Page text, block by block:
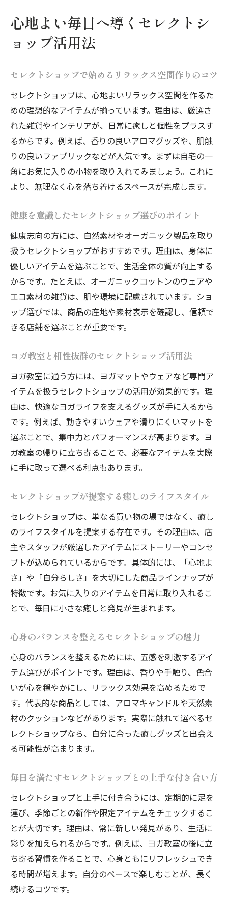
セレクトショップが提案する癒しのライフ
スタイル
心身のバランスを整えるセレクトショップ
毎日を満たすセレクトショップとの上手な
付き合い方
ヨガ教室選びで健康美を叶える秘訣
自分に合うヨガ教室をセレクトショップ感
覚で探すヒント
特徴比較
び方
初心者女性が安心して通えるヨガ教室の見
極め方
セレクトショップのようにヨガ教室も自分
らしく選ぶ
ヨガ教室選びで失敗しないための事前チェ
ックポイント
リラクゼーションならセレクトショップもおす
セレクトショップで叶えるリラクゼーショ
ン時間の作り方
ヨガ教室帰りに立ち寄りたいセレクトショ
ップの魅力
リラクゼーション効果を高めるセレクトシ
ョップ活用術
セレクトショップで見つける癒しグッズの
選び方
セレクトショップが提案するおうちリラッ
心をほぐすセレクトショップのアイテム活
用アイデア
初心者が安心できるヨガ教室の見極め方
セレクトショップで情報収集するヨガ教室
探しのポイント
初心者向けヨガ教室を選ぶときのセレクト
安心感を重視したヨガ教室の選び方と体験
談
セレクトショップ同様に比較したいヨガ教
室の魅力
ヨガ初心者が不安なく通える教室を見つけ
るコツ
セレクトショップ活用でヨガ教室の情報を
賢くチェック
験
ヨガ教室通いが楽しくなるセレクトショッ
プの癒しグッズ
セレクトショップで選ぶ心身サポートアイ
テムの体験談
癒しを深めるセレクトショップ厳選アイテ
ムの魅力
心地よい毎日へ導くセレクトシ
ョップ活用法
セレクトショップで始めるリラックス空間作りのコツ
セレクトショップは、心地よいリラックス空間を作るた
めの理想的なアイテムが揃っています。理由は、厳選さ
れた雑貨やインテリアが、日常に癒しと個性をプラスす
るからです。例えば、香りの良いアロマグッズや、肌触
りの良いファブリックなどが人気です。まずは自宅の一
角にお気に入りの小物を取り入れてみましょう。これに
より、無理なく心を落ち着けるスペースが完成します。
健康を意識したセレクトショップ選びのポイント
健康志向の方には、自然素材やオーガニック製品を取り
扱うセレクトショップがおすすめです。理由は、身体に
優しいアイテムを選ぶことで、生活全体の質が向上する
からです。たとえば、オーガニックコットンのウェアや
エコ素材の雑貨は、肌や環境に配慮されています。ショ
ップ選びでは、商品の産地や素材表示を確認し、信頼で
きる店舗を選ぶことが重要です。
ヨガ教室と相性抜群のセレクトショップ活用法
ヨガ教室に通う方には、ヨガマットやウェアなど専門ア
イテムを扱うセレクトショップの活用が効果的です。理
由は、快適なヨガライフを支えるグッズが手に入るから
です。例えば、動きやすいウェアや滑りにくいマットを
選ぶことで、集中力とパフォーマンスが高まります。ヨ
ガ教室の帰りに立ち寄ることで、必要なアイテムを実際
に手に取って選べる利点もあります。
セレクトショップが提案する癒しのライフスタイル
セレクトショップは、単なる買い物の場ではなく、癒し
のライフスタイルを提案する存在です。その理由は、店
主やスタッフが厳選したアイテムにストーリーやコンセ
プトが込められているからです。具体的には、「心地よ
さ」や「自分らしさ」を大切にした商品ラインナップが
特徴です。お気に入りのアイテムを日常に取り入れるこ
とで、毎日に小さな癒しと発見が生まれます。
心身のバランスを整えるセレクトショップの魅力
心身のバランスを整えるためには、五感を刺激するアイ
テム選びがポイントです。理由は、香りや手触り、色合
いが心を穏やかにし、リラックス効果を高めるためで
す。代表的な商品としては、アロマキャンドルや天然素
材のクッションなどがあります。実際に触れて選べるセ
レクトショップなら、自分に合った癒しグッズと出会え
る可能性が高まります。
毎日を満たすセレクトショップとの上手な付き合い方
セレクトショップと上手に付き合うには、定期的に足を
運び、季節ごとの新作や限定アイテムをチェックするこ
とが大切です。理由は、常に新しい発見があり、生活に
彩りを加えられるからです。例えば、ヨガ教室の後に立
ち寄る習慣を作ることで、心身ともにリフレッシュでき
る時間が増えます。自分のペースで楽しむことが、長く
続けるコツです。